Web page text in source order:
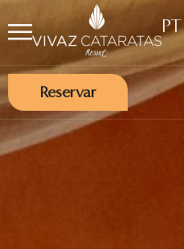
PT
Reservar